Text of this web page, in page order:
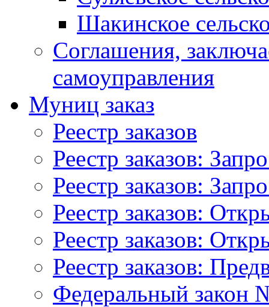
Шакинское
Соглашения,
самоуправления
Муниц заказ
Реестр заказов
Реестр заказов:
Реестр заказов:
Реестр заказов:
Реестр заказов:
Реестр заказов:
Федеральный закон